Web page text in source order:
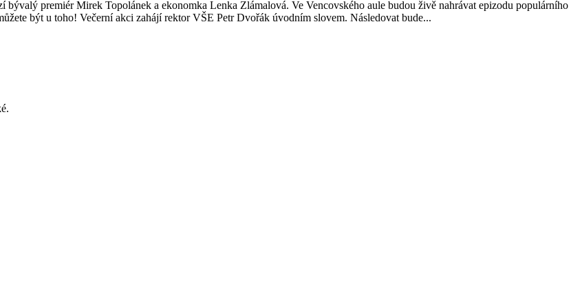
premiér Mirek Topolánek a ekonomka Lenka Zlámalová. Ve Vencovského aule budou živě nahrávat epizodu populárního
být u toho! Večerní akci zahájí rektor VŠE Petr Dvořák úvodním slovem. Následovat bude...